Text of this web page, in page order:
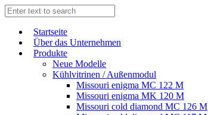
Start­sei­te
Über das Unternehmen
Produkte
Neue Modelle
Kühlvitrinen / Außenmodul
Missouri enigma MC 122 M
Missouri enigma MK 120 M
Missouri cold diamond MC 126 M